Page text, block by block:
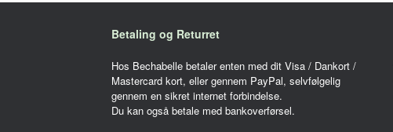
Betaling og Returret
Hos Bechabelle betaler enten med dit Visa / Dankort /
Mastercard kort, eller gennem PayPal, selvfølgelig
gennem en sikret internet forbindelse.
Du kan også betale med bankoverførsel.